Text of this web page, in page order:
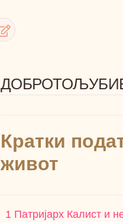
ДОБРОТОЉУБИЕ
Кратки
живот
1 Патријарх Калист и